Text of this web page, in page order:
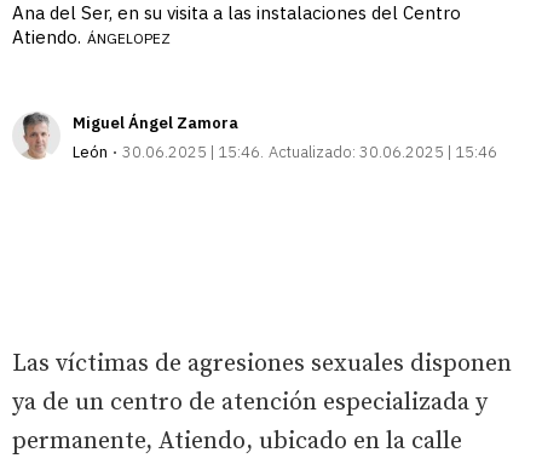
Ana del Ser, en su visita a las instalaciones del Centro
Atiendo. ÁNGELOPEZ
Miguel Ángel Zamora
León
30.06.2025 | 15:46 Actualizado: 30.06.2025 | 15:46
Las víctimas de agresiones sexuales disponen
ya de un centro de atención especializada y
permanente, Atiendo, ubicado en la calle